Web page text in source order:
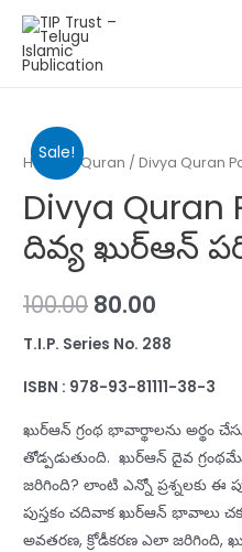
Skip
content
Sale!
Home/Quran / Divya Quran
Divya Quran
దివ్య ఖుర్ఆన్
100.00 80.00
T.I.P. Series No. 288
ISBN : 978-93-81111-38-3
ఖుర్ఆన్ గ్రంథ భావార్థాలను అర్థం
తోడ్పడుతుంది. ఖుర్ఆన్ దైవ
జరిగింది? లాంటి ఎన్నో ప్రశ్నలకు ఈ
పుస్తకం చదివాక ఖుర్ఆన్ భావాలు
అవతరణ, క్రోడీకరణ ఎలా జరిగింది,